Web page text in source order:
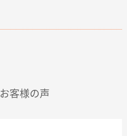
お客様の声